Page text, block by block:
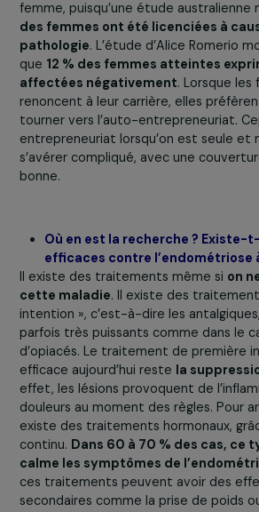
libérée. Nos enquêtes montrent
femmes n’en parlent pas du tout
leurs collègues mais pas à leur
médecin du travail. Il existe
sein les entreprises
en raison de
d’être stigmatisées et restreintes
De plus, l’endométriose peut
l’absentéisme, même si89 % des
viennent travailler malgré la
productivité donne lieu à
femme, l’enfermant ainsi dans un
La sociologue Alice Romerio a
quelques années, qui montre que
atteintes de l’endométriose ont
Ce phénomène peut aller jusqu’à
femme, puisqu’une étude
des femmes ont été licenciées à
pathologie. L’étude d’Alice
que12 % des femmes atteintes
affectées négativement.
renoncent à leur carrière, elles
tourner vers l’auto-